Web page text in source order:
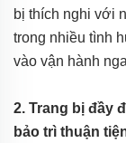
bị thích nghi với
trong nhiều tình
vào vận hành
2. Trang bị đầy
bảo trì thuận